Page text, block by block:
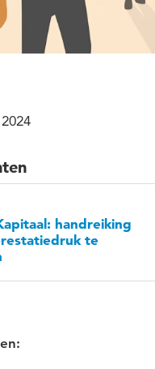
handreiking
te